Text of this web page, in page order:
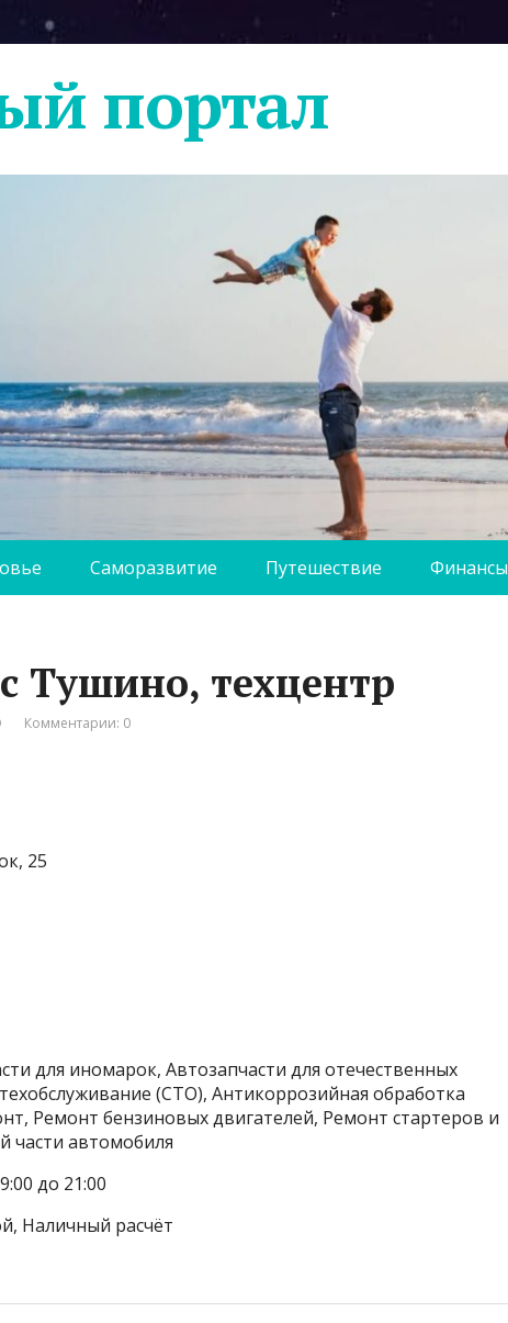
портал
Саморазвитие Путешествие Финансы
Тушино, техцентр
Комментарии: 0
25
для иномарок, Автозапчасти для отечественных
(СТО), Антикоррозийная обработка
Ремонт бензиновых двигателей, Ремонт стартеров и
части автомобиля
до 21:00
Наличный расчёт